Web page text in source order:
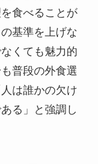
食べることが
基準を上げな
くても魅力的
普段の外食選
は誰かの欠け
る」と強調し